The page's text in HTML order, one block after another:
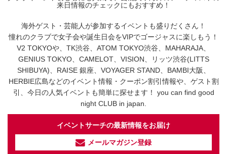
来日情報のチェックにもおすすめ！
海外ゲスト・芸能人が参加するイベントも盛りだくさん！
憧れのクラブで女子会や誕生日会をVIPでゴージャスに楽しもう！
V2 TOKYOや、TK渋谷、ATOM TOKYO渋谷、MAHARAJA、
GENIUS TOKYO、CAMELOT、VISION、リッツ渋谷(LITTS
SHIBUYA)、RAISE 銀座、VOYAGER STAND、BAMBI大阪、
HERBIE広島などのイベント情報・クーポン割引情報や、ゲスト割
引、今日の人気イベントも簡単に探せます！ you can find good
night CLUB in japan.
イベントサーチの最新情報をお届け
メールマガジン登録